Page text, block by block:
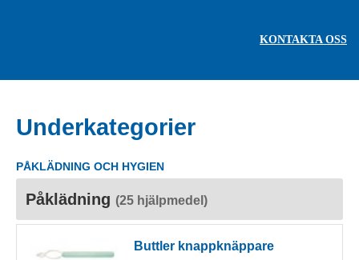
KONTAKTA OSS
Underkategorier
PÅKLÄDNING OCH HYGIEN
Påklädning (25 hjälpmedel)
Buttler knappknäppare